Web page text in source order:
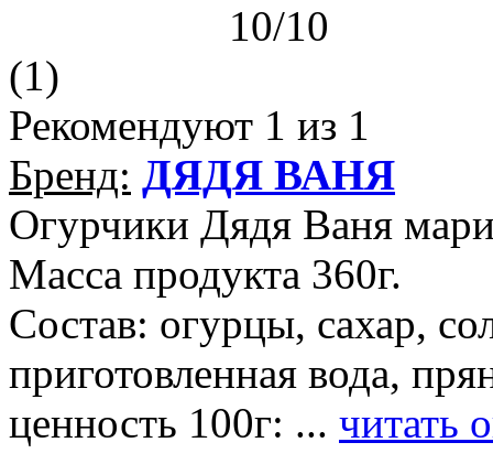
10/10
(1)
Рекомендуют 1 из 1
Бренд: ДЯДЯ ВАНЯ
Огурчики Дядя Ваня
Масса продукта 360г.
Состав: огурцы, сахар,
приготовленная вода,
ценность 100г: ... читать